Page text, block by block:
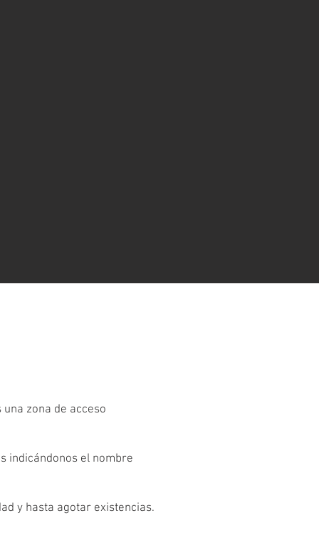
zona de acceso
indicándonos el nombre
y hasta agotar existencias.